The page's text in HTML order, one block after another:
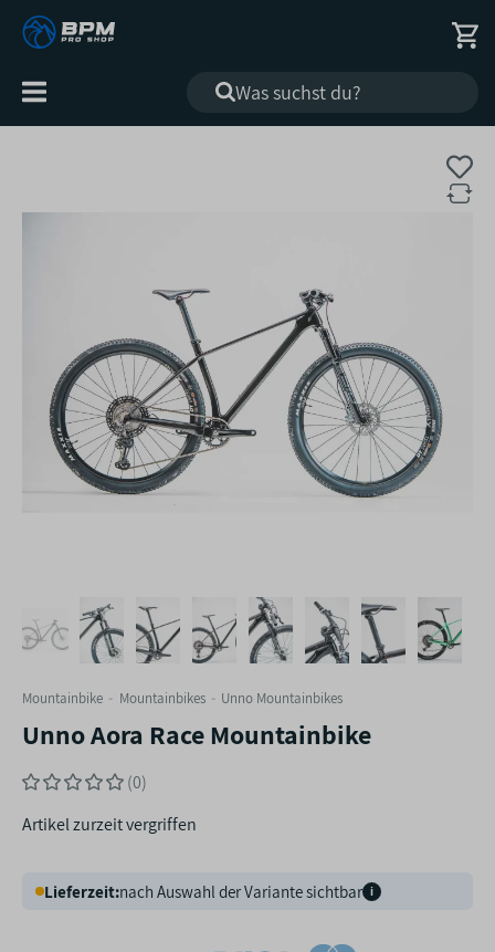
Alle
Mountainbike Mountainbikes Unno Mountainbikes
Unno Aora Race Mountainbike
(0)
Artikel zurzeit vergriffen
Lieferzeit:nach Auswahl der Variante sichtbar i